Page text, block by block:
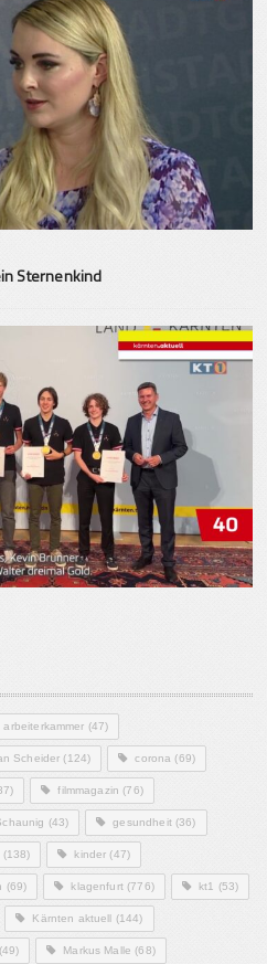
Sternenkind
arbeiterkammer (47)
Scheider (124) corona (69)
filmmagazin (76)
(43) gesundheit(36)
(138) kinder (47)
(69) klagenfurt(776) kt1 (53)
Kärnten aktuell (144)
(49) Markus Malle (68)